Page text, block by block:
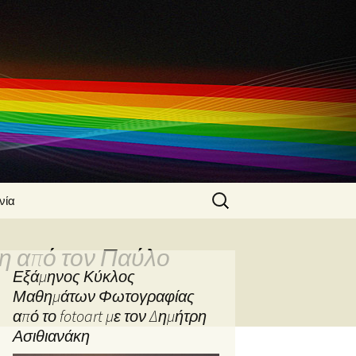
από τον
από τον
Search
for:
από τον Παύλο
Εξάμηνος Κύκλος
Μαθημάτων Φωτογραφίας
από το fotoart με τον Δημήτρη
Ασιθιανάκη